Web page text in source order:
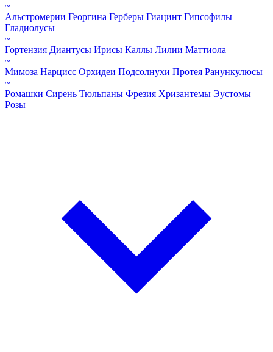
~
Альстромерии Георгина Герберы Гиацинт Гипсофилы
Гладиолусы
~
Гортензия Диантусы Ирисы Каллы Лилии Маттиола
~
Мимоза Нарцисс Орхидеи Подсолнухи Протея Ранункулюсы
~
Ромашки Сирень Тюльпаны Фрезия Хризантемы Эустомы
Розы